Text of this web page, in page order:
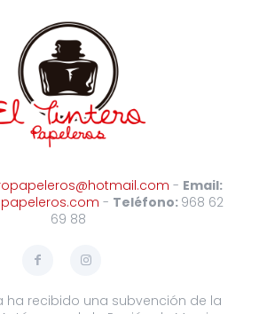
- Email:
- Teléfono: 968 62
69 88
ha recibido una subvención de la